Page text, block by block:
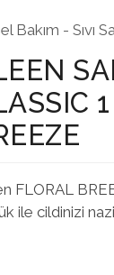
Bakım - Sıvı
FLORAL
ile cildinizi